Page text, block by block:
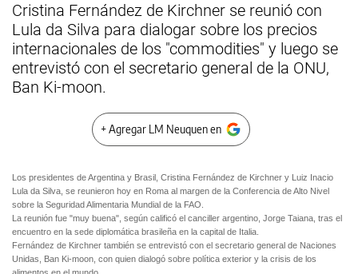
Cristina Fernández de Kirchner se reunió con
Lula da Silva para dialogar sobre los precios
internacionales de los "commodities" y luego se
entrevistó con el secretario general de la ONU,
Ban Ki-moon.
+ Agregar LM Neuquen en
Los presidentes de Argentina y Brasil, Cristina Fernández de Kirchner y Luiz Inacio
Lula da Silva, se reunieron hoy en Roma al margen de la Conferencia de Alto Nivel
sobre la Seguridad Alimentaria Mundial de la FAO.
La reunión fue "muy buena", según calificó el canciller argentino, Jorge Taiana, tras el
encuentro en la sede diplomática brasileña en la capital de Italia.
Fernández de Kirchner también se entrevistó con el secretario general de Naciones
Unidas, Ban Ki-moon, con quien dialogó sobre política exterior y la crisis de los